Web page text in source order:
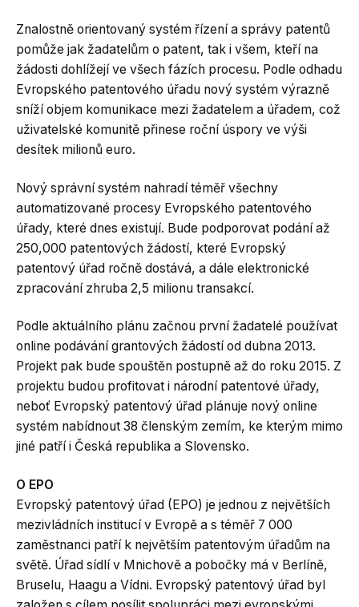
Znalostně orientovaný systém řízení a správy patentů
pomůže jak žadatelům o patent, tak i všem, kteří na
žádosti dohlížejí ve všech fázích procesu. Podle odhadu
Evropského patentového úřadu nový systém výrazně
sníží objem komunikace mezi žadatelem a úřadem, což
uživatelské komunitě přinese roční úspory ve výši
desítek milionů euro.
Nový správní systém nahradí téměř všechny
automatizované procesy Evropského patentového
úřady, které dnes existují. Bude podporovat podání až
250,000 patentových žádostí, které Evropský
patentový úřad ročně dostává, a dále elektronické
zpracování zhruba 2,5 milionu transakcí.
Podle aktuálního plánu začnou první žadatelé používat
online podávání grantových žádostí od dubna 2013.
Projekt pak bude spouštěn postupně až do roku 2015. Z
projektu budou profitovat i národní patentové úřady,
neboť Evropský patentový úřad plánuje nový online
systém nabídnout 38 členským zemím, ke kterým mimo
jiné patří i Česká republika a Slovensko.
O EPO
Evropský patentový úřad (EPO) je jednou z největších
mezivládních institucí v Evropě a s téměř 7 000
zaměstnanci patří k největším patentovým úřadům na
světě. Úřad sídlí v Mnichově a pobočky má v Berlíně,
Bruselu, Haagu a Vídni. Evropský patentový úřad byl